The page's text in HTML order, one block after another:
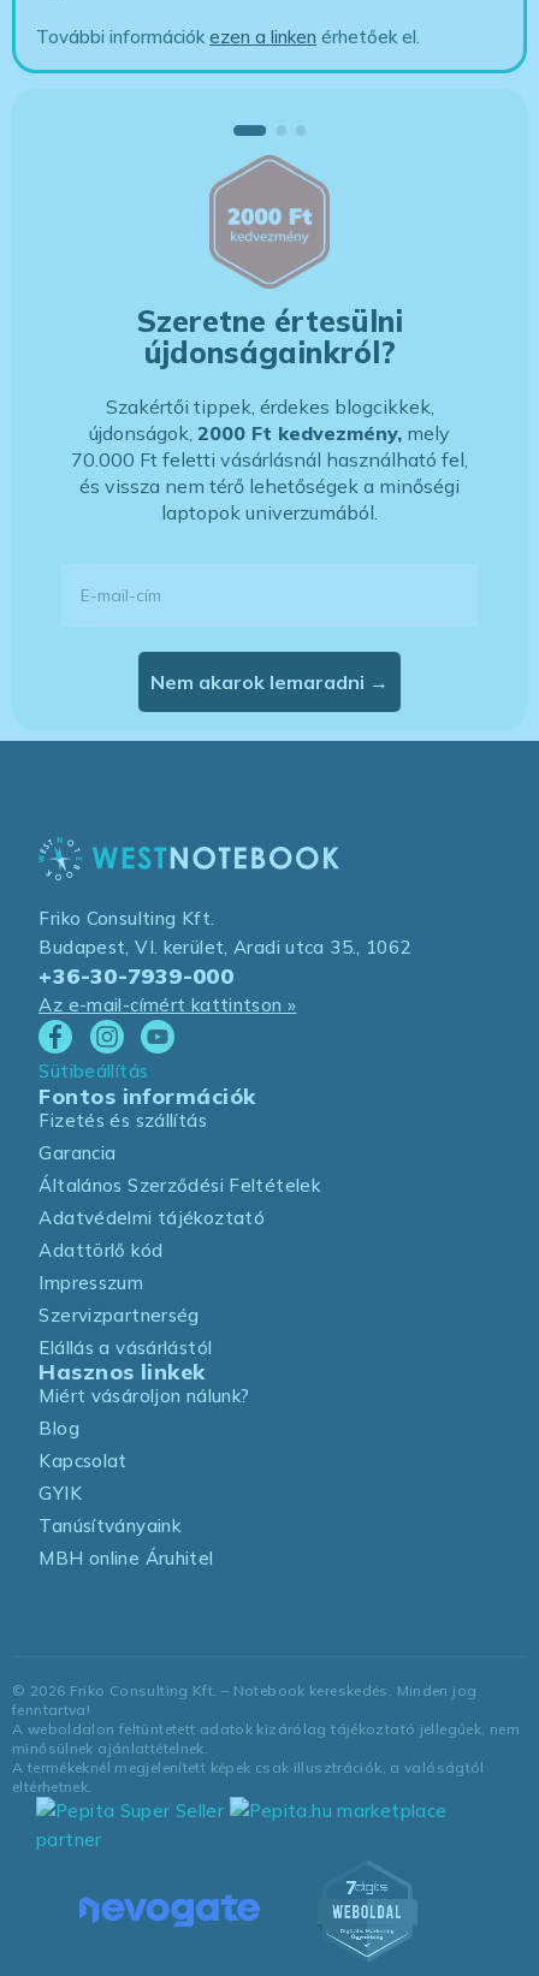
További információkezen a linken érhetőek el.
Szeretne értesülni
újdonságainkról?
Szakértői tippek, érdekes blogcikkek,
újdonságok, 2000 Ft kedvezmény, mely
70.000 Ft feletti vásárlásnál használható fel,
és vissza nem térő lehetőségek a minőségi
laptopok univerzumából.
Nem akarok lemaradni →
Friko Consulting Kft.
Budapest, VI. kerület, Aradi utca 35., 1062
+36-30-7939-000
Az e-mail-címért kattintson »
Sütibeállítás
Fontos információk
Fizetés és szállítás
Garancia
Általános Szerződési Feltételek
Adatvédelmi tájékoztató
Adattörlő kód
Impresszum
Szervizpartnerség
Elállás a vásárlástól
Hasznos linkek
Miért vásároljon nálunk?
Blog
Kapcsolat
GYIK
Tanúsítványaink
MBH online Áruhitel
© 2026 Friko Consulting Kft. – Notebook kereskedés. Minden jog
fenntartva!
A weboldalon feltüntetett adatok kizárólag tájékoztató jellegűek, nem
minősülnek ajánlattételnek.
A termékeknél megjelenített képek csak illusztrációk, a valóságtól
eltérhetnek.
marketplace
partner